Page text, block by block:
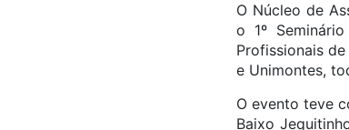
O Núcleo de
o 1º
Profissionais
e Unimontes,
O evento teve
Baixo